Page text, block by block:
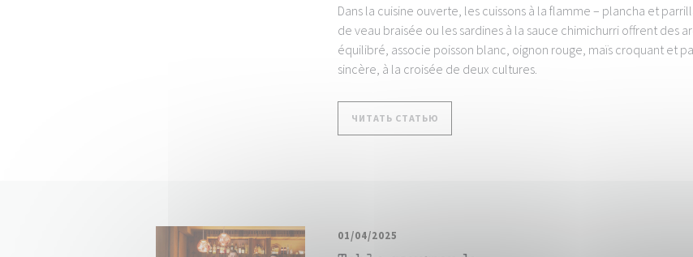
Dans la cuisine ouverte, les cuissons à la flamme – plancha et
de veau braisée ou les sardines à la sauce chimichurri offrent des
équilibré, associe poisson blanc, oignon rouge, maïs croquant et
sincère, à la croisée de deux cultures.
ЧИТАТЬ СТАТЬЮ
01/04/2025